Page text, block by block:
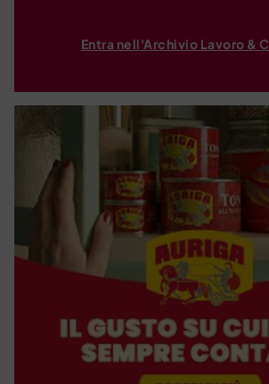
Entra nell'Archivio Lavoro &